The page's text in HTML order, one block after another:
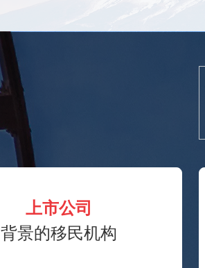
上市公司
背景的移民机构